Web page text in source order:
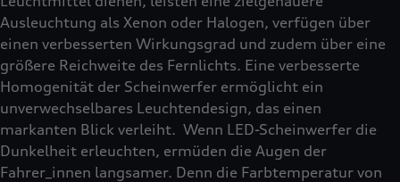
Ausleuchtung als Xenon oder Halogen, verfügen über
einen verbesserten Wirkungsgrad und zudem über eine
größere Reichweite des Fernlichts. Eine verbesserte
Homogenität der Scheinwerfer ermöglicht ein
unverwechselbares Leuchtendesign, das einen
markanten Blick verleiht. Wenn LED-Scheinwerfer die
Dunkelheit erleuchten, ermüden die Augen der
Fahrer_innen langsamer. Denn die Farbtemperatur von